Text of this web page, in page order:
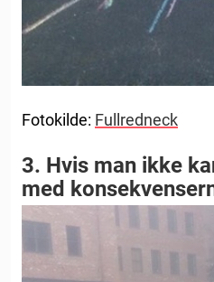
Fotokilde: Fullredneck
3. Hvis man ikke
med